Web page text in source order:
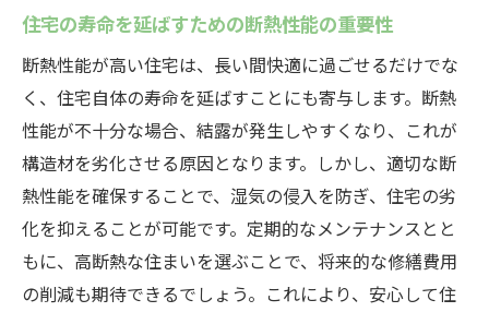
中津川市の住宅に最適な断熱材
断熱性能が住宅価値に与える影響
断熱性能向上のための長期的対策
住宅の寿命を延ばすための断熱性能の重要性
断熱性能が高い住宅は、長い間快適に過ごせるだけでな
く、住宅自体の寿命を延ばすことにも寄与します。断熱
性能が不十分な場合、結露が発生しやすくなり、これが
構造材を劣化させる原因となります。しかし、適切な断
熱性能を確保することで、湿気の侵入を防ぎ、住宅の劣
化を抑えることが可能です。定期的なメンテナンスとと
もに、高断熱な住まいを選ぶことで、将来的な修繕費用
の削減も期待できるでしょう。これにより、安心して住